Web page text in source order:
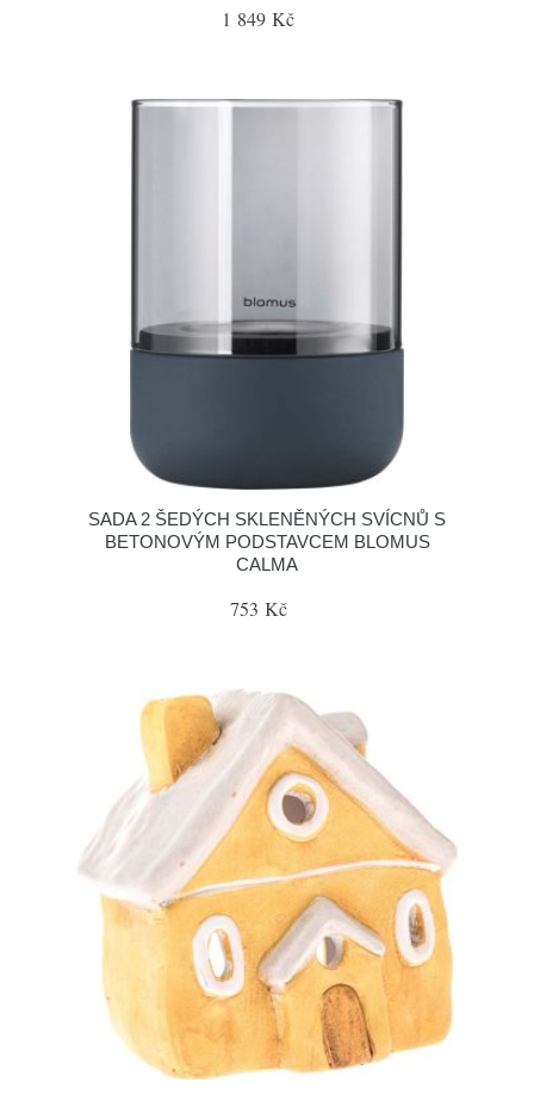
1 849 Kč
SADA 2 ŠEDÝCH SKLENĚNÝCH SVÍCNŮ S
BETONOVÝM PODSTAVCEM BLOMUS
CALMA
753 Kč